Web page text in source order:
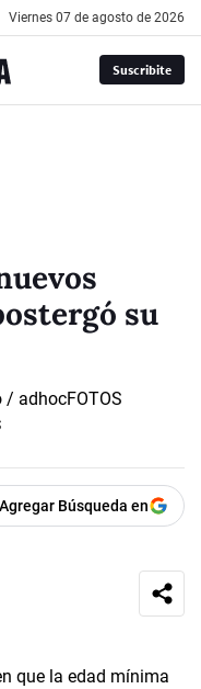
viernes 07 de agosto de 2026
Suscribite
su
Agregar Búsqueda en
que la edad mínima